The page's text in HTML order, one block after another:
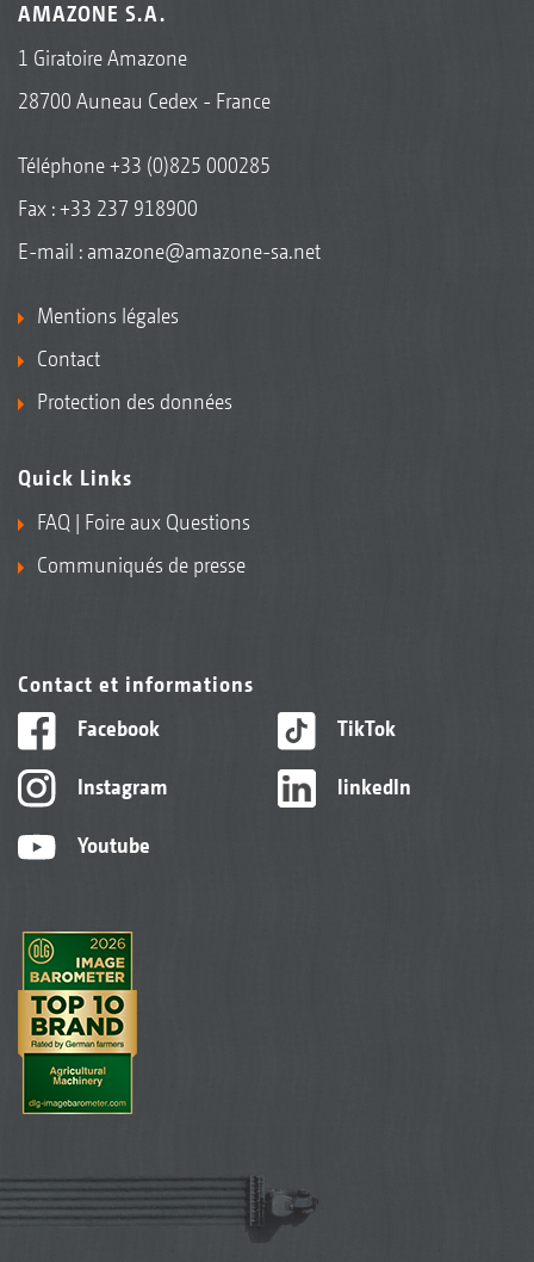
AMAZONE S.A.
1 Giratoire Amazone
28700 Auneau Cedex - France
Téléphone+33 (0)825 000285
Fax : +33 237 918900
E-mail : amazone@amazone-sa.net
Mentions légales
Contact
Protection des données
Quick Links
FAQ | Foire aux Questions
Communiqués de presse
Contact et informations
Facebook
Instagram
Youtube
TikTok
linkedIn